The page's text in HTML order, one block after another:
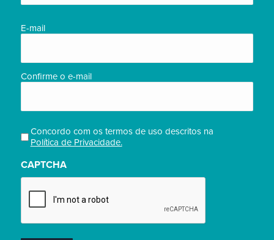
E-
E-mail
Confirme o e-mail
Privacidade
(obrigatório)
Concordo com os termos de uso descritos na
Política de Privacidade.
CAPTCHA